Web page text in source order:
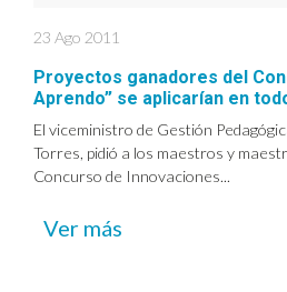
23 Ago 2011
Proyectos ganadores del
Aprendo” se aplicarían en
El viceministro de Gestión
Torres, pidió a los maestros y
Concurso de Innovaciones...
Ver más